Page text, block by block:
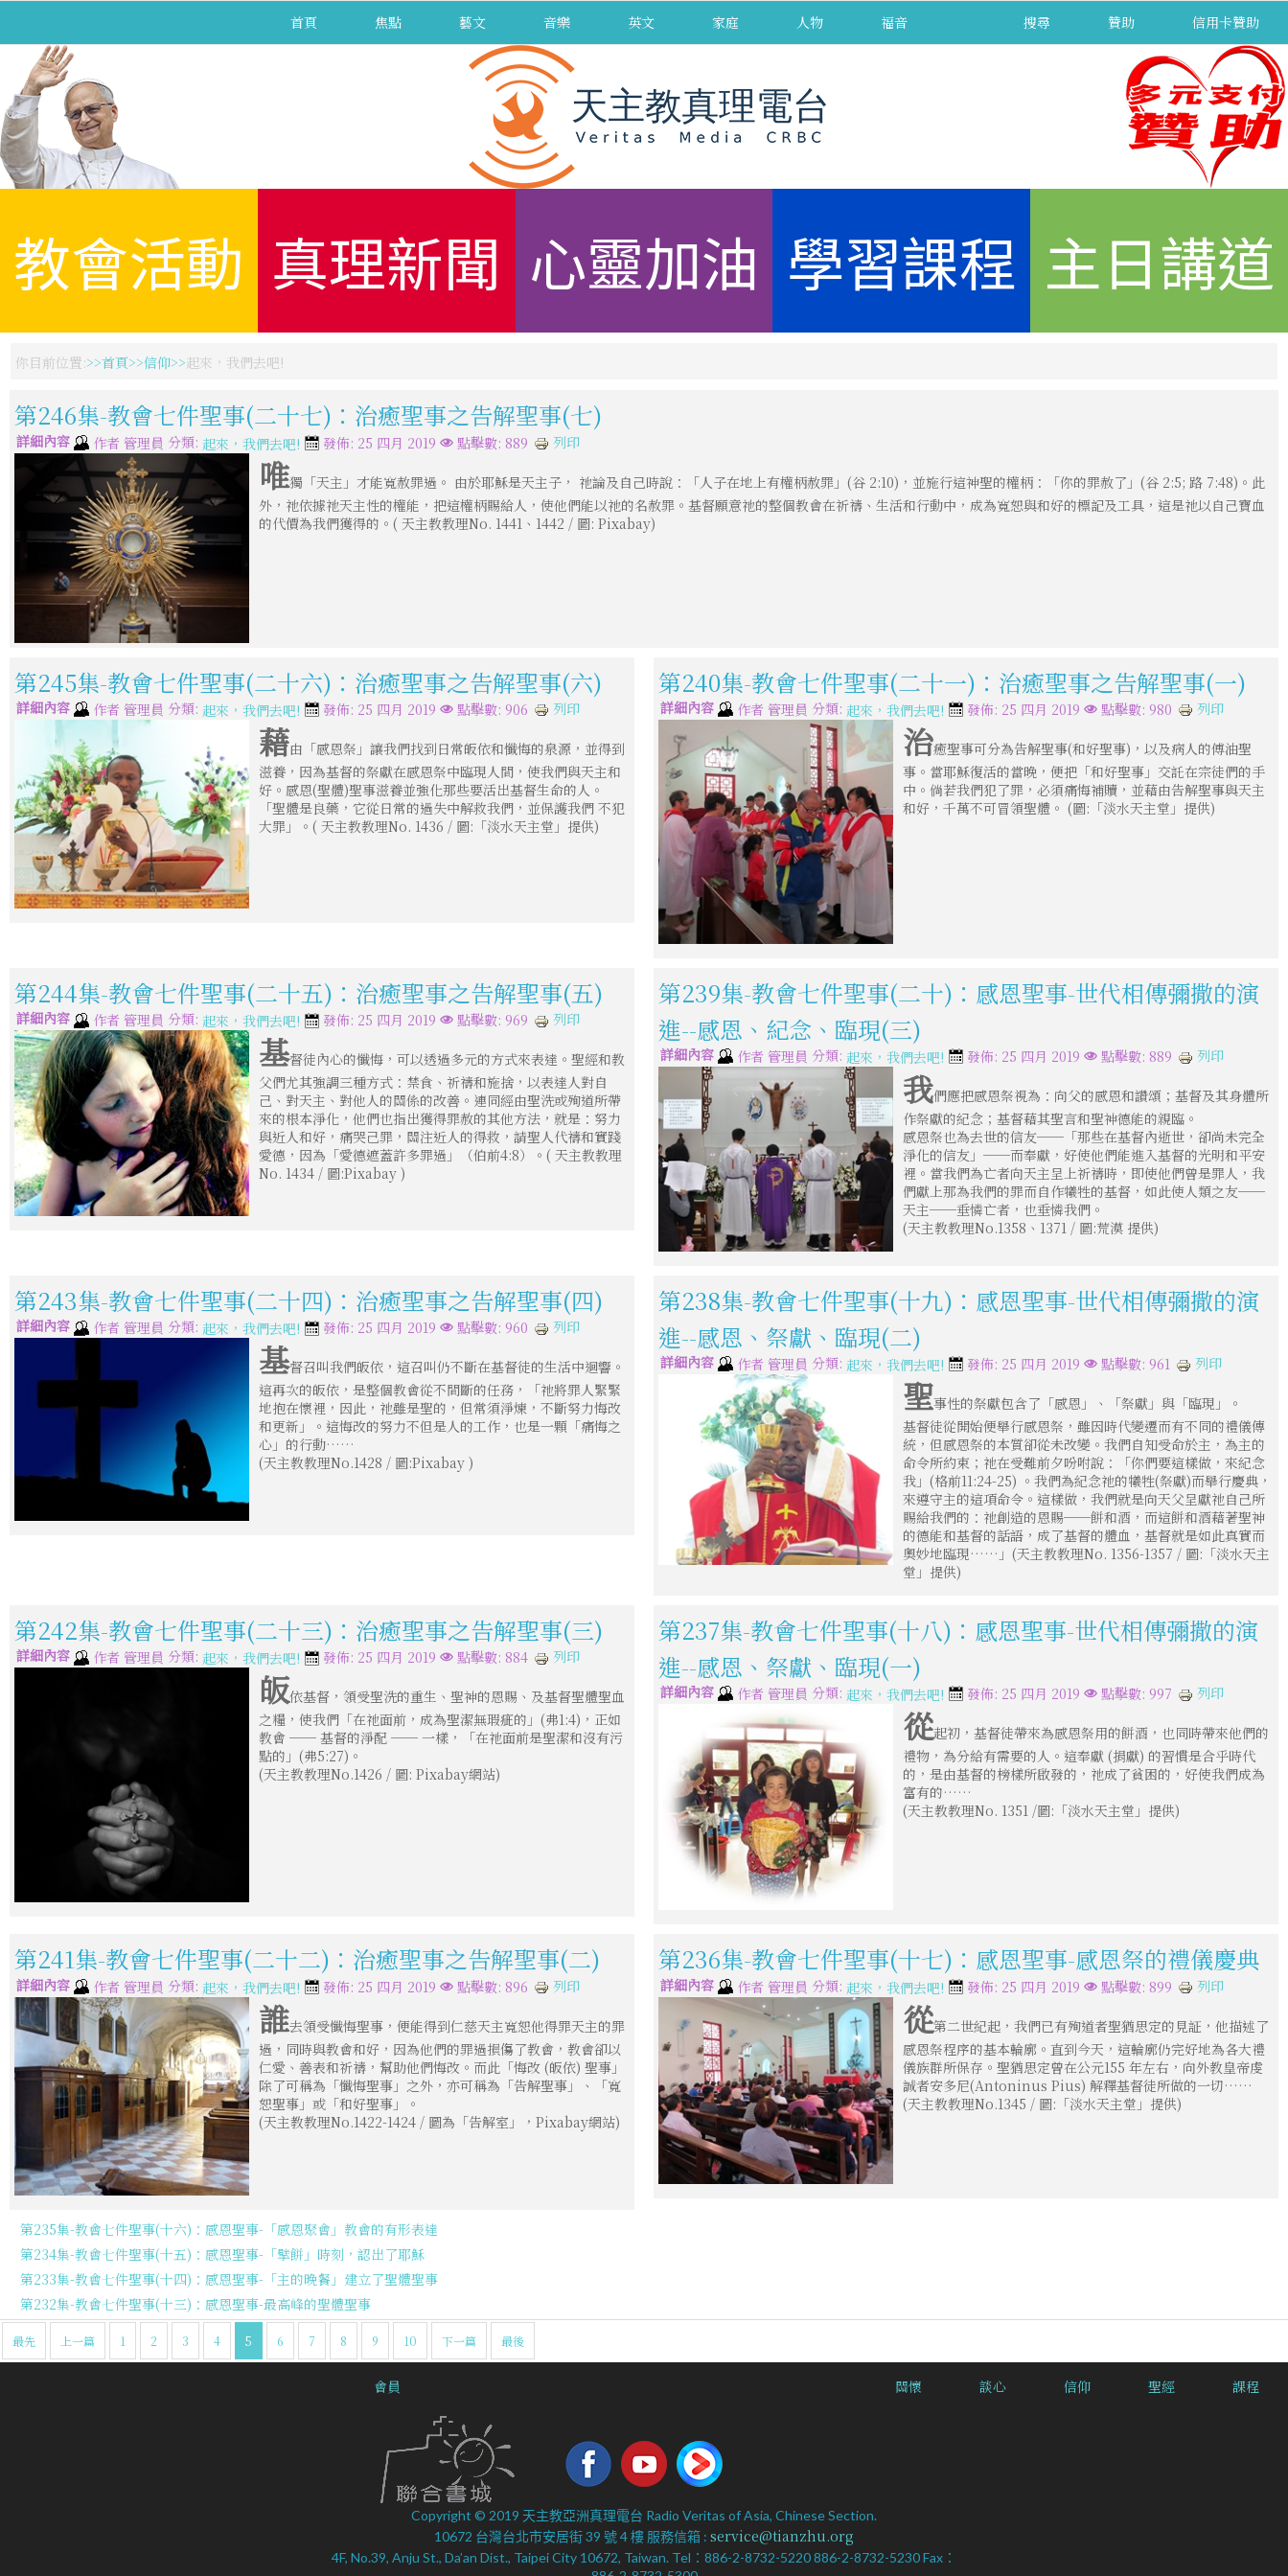
首頁 焦點 藝文 音樂 英文 家庭 人物 福音 搜尋 贊助 信用卡贊助
教會活動 真理新聞 心靈加油 學習課程 主日講道
你目前位置: 首頁 信仰 起來，我們去吧!
第246集-教會七件聖事(二十七)：治癒聖事之告解聖事(七)
詳細內容 作者 管理員 分類: 起來，我們去吧! 發佈: 25 四月 2019 點擊數: 889 列印
唯獨「天主」才能寬赦罪過。 由於耶穌是天主子， 祂論及自己時說：「人子在地上有權柄赦罪」(谷 2:10)，並施行這神聖的權柄：「你的罪赦了」(谷 2:5; 路 7:48)。此
外，祂依據祂天主性的權能，把這權柄賜給人，使他們能以祂的名赦罪。基督願意祂的整個教會在祈禱、生活和行動中，成為寬恕與和好的標記及工具，這是祂以自己寶血
的代價為我們獲得的。( 天主教教理No. 1441、1442 / 圖: Pixabay)
第245集-教會七件聖事(二十六)：治癒聖事之告解聖事(六)
詳細內容 作者 管理員 分類: 起來，我們去吧! 發佈: 25 四月 2019 點擊數: 906 列印
藉由「感恩祭」讓我們找到日常皈依和懺悔的泉源，並得到
滋養，因為基督的祭獻在感恩祭中臨現人間，使我們與天主和
好。感恩(聖體)聖事滋養並強化那些要活出基督生命的人。
「聖體是良藥，它從日常的過失中解救我們，並保護我們 不犯
大罪」。( 天主教教理No. 1436 / 圖:「淡水天主堂」提供)
第240集-教會七件聖事(二十一)：治癒聖事之告解聖事(一)
詳細內容 作者 管理員 分類: 起來，我們去吧! 發佈: 25 四月 2019 點擊數: 980 列印
治癒聖事可分為告解聖事(和好聖事)，以及病人的傅油聖
事。當耶穌復活的當晚，便把「和好聖事」交託在宗徒們的手
中。倘若我們犯了罪，必須痛悔補贖，並藉由告解聖事與天主
和好，千萬不可冒領聖體。 (圖:「淡水天主堂」提供)
第244集-教會七件聖事(二十五)：治癒聖事之告解聖事(五)
詳細內容 作者 管理員 分類: 起來，我們去吧! 發佈: 25 四月 2019 點擊數: 969 列印
基督徒內心的懺悔，可以透過多元的方式來表達。聖經和教
父們尤其強調三種方式：禁食、祈禱和施捨，以表達人對自
己、對天主、對他人的關係的改善。連同經由聖洗或殉道所帶
來的根本淨化，他們也指出獲得罪赦的其他方法，就是：努力
與近人和好，痛哭己罪，關注近人的得救，請聖人代禱和實踐
愛德，因為「愛德遮蓋許多罪過」（伯前4:8）。( 天主教教理
No. 1434 / 圖:Pixabay )
第239集-教會七件聖事(二十)：感恩聖事-世代相傳彌撒的演
進--感恩、紀念、臨現(三)
詳細內容 作者 管理員 分類: 起來，我們去吧! 發佈: 25 四月 2019 點擊數: 889 列印
我們應把感恩祭視為：向父的感恩和讚頌；基督及其身體所
作祭獻的紀念；基督藉其聖言和聖神德能的親臨。
感恩祭也為去世的信友──「那些在基督內逝世，卻尚未完全
淨化的信友」──而奉獻，好使他們能進入基督的光明和平安
裡。當我們為亡者向天主呈上祈禱時，即使他們曾是罪人，我
們獻上那為我們的罪而自作犧牲的基督，如此使人類之友──
天主──垂憐亡者，也垂憐我們。
(天主教教理No.1358、1371 / 圖:荒漠 提供)
第243集-教會七件聖事(二十四)：治癒聖事之告解聖事(四)
詳細內容 作者 管理員 分類: 起來，我們去吧! 發佈: 25 四月 2019 點擊數: 960 列印
基督召叫我們皈依，這召叫仍不斷在基督徒的生活中迴響。
這再次的皈依，是整個教會從不間斷的任務，「祂將罪人緊緊
地抱在懷裡，因此，祂雖是聖的，但常須淨煉，不斷努力悔改
和更新」。這悔改的努力不但是人的工作，也是一顆「痛悔之
心」的行動……
(天主教教理No.1428 / 圖:Pixabay )
第238集-教會七件聖事(十九)：感恩聖事-世代相傳彌撒的演
進--感恩、祭獻、臨現(二)
詳細內容 作者 管理員 分類: 起來，我們去吧! 發佈: 25 四月 2019 點擊數: 961 列印
聖事性的祭獻包含了「感恩」、「祭獻」與「臨現」。
基督徒從開始便舉行感恩祭，雖因時代變遷而有不同的禮儀傳
統，但感恩祭的本質卻從未改變。我們自知受命於主，為主的
命令所約束；祂在受難前夕吩咐說：「你們要這樣做，來紀念
我」(格前11:24-25) 。我們為紀念祂的犧牲(祭獻)而舉行慶典，
來遵守主的這項命令。這樣做，我們就是向天父呈獻祂自己所
賜給我們的：祂創造的恩賜──餅和酒，而這餅和酒藉著聖神
的德能和基督的話語，成了基督的體血，基督就是如此真實而
奧妙地臨現……」(天主教教理No. 1356-1357 / 圖:「淡水天主
堂」提供)
第242集-教會七件聖事(二十三)：治癒聖事之告解聖事(三)
詳細內容 作者 管理員 分類: 起來，我們去吧! 發佈: 25 四月 2019 點擊數: 884 列印
皈依基督，領受聖洗的重生、聖神的恩賜、及基督聖體聖血
之糧，使我們「在祂面前，成為聖潔無瑕疵的」(弗1:4)，正如
教會 ── 基督的淨配 ── 一樣，「在祂面前是聖潔和沒有污
點的」(弗5:27)。
(天主教教理No.1426 / 圖: Pixabay網站)
第237集-教會七件聖事(十八)：感恩聖事-世代相傳彌撒的演
進--感恩、祭獻、臨現(一)
詳細內容 作者 管理員 分類: 起來，我們去吧! 發佈: 25 四月 2019 點擊數: 997 列印
從起初，基督徒帶來為感恩祭用的餅酒，也同時帶來他們的
禮物，為分給有需要的人。這奉獻 (捐獻) 的習慣是合乎時代
的，是由基督的榜樣所啟發的，祂成了貧困的，好使我們成為
富有的……
(天主教教理No. 1351 /圖:「淡水天主堂」提供)
第241集-教會七件聖事(二十二)：治癒聖事之告解聖事(二)
詳細內容 作者 管理員 分類: 起來，我們去吧! 發佈: 25 四月 2019 點擊數: 896 列印
誰去領受懺悔聖事，便能得到仁慈天主寬恕他得罪天主的罪
過，同時與教會和好，因為他們的罪過損傷了教會，教會卻以
仁愛、善表和祈禱，幫助他們悔改。而此「悔改 (皈依) 聖事」
除了可稱為「懺悔聖事」之外，亦可稱為「告解聖事」、「寬
恕聖事」或「和好聖事」。
(天主教教理No.1422-1424 / 圖為「告解室」，Pixabay網站)
第236集-教會七件聖事(十七)：感恩聖事-感恩祭的禮儀慶典
詳細內容 作者 管理員 分類: 起來，我們去吧! 發佈: 25 四月 2019 點擊數: 899 列印
從第二世紀起，我們已有殉道者聖猶思定的見証，他描述了
感恩祭程序的基本輪廓。直到今天，這輪廓仍完好地為各大禮
儀族群所保存。聖猶思定曾在公元155 年左右，向外教皇帝虔
誠者安多尼(Antoninus Pius) 解釋基督徒所做的一切……
(天主教教理No.1345 / 圖:「淡水天主堂」提供)
第235集-教會七件聖事(十六)：感恩聖事-「感恩聚會」教會的有形表達
第234集-教會七件聖事(十五)：感恩聖事-「擘餅」時刻，認出了耶穌
第233集-教會七件聖事(十四)：感恩聖事-「主的晚餐」建立了聖體聖事
第232集-教會七件聖事(十三)：感恩聖事-最高峰的聖體聖事
最先 上一篇 1 2 3 4 5 6 7 8 9 10 下一篇 最後
會員 關懷 談心 信仰 聖經 課程
Copyright © 2019 天主教亞洲真理電台 Radio Veritas of Asia, Chinese Section.
10672 台灣台北市安居街 39 號 4 樓 服務信箱 : service@tianzhu.org
4F, No.39, Anju St., Da’an Dist., Taipei City 10672, Taiwan. Tel：886-2-8732-5220 886-2-8732-5230 Fax：